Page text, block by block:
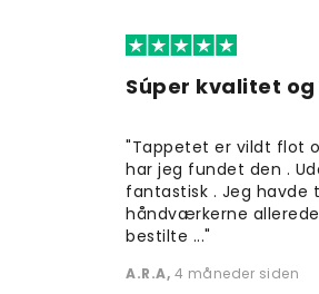
Súper kvalitet
"Tappetet er vildt flot
har jeg fundet den .
fantastisk . Jeg havde
håndværkerne
bestilte ..."
A.R.A, 4 måneder siden